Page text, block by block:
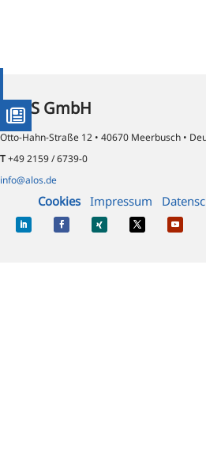
ALOS GmbH
Otto-Hahn-Straße 12 • 40670 Meerbusch •
T+49 2159 / 6739-0
info@alos.de
Cookies Impressum